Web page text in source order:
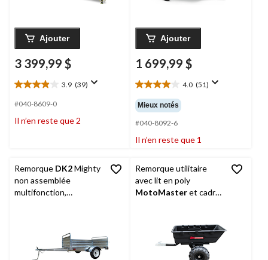
Ajouter
3 399,99 $
3.9 (39)
3.9
étoile(s)
5.
#040-8609-0
Il n’en reste que 2
Ajouter
1 699,99 $
4.0 (51)
4.0
étoile(s)
sur
5.
51
évaluations
Mieux notés
#040-8092-6
Il n’en reste que 1
Remorque DK2Mighty
non assemblée
multifonction,
Remorque utilitaire
avec lit en poly
MotoMasteret cadre